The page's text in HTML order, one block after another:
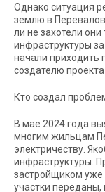
Однако ситуация
землю в
ли не захотели
инфраструктуры
начали приходить
создателю
Кто создал
В мае 2024 года
многим жильцам
электричеству.
инфраструктуры.
застройщиком уже
участки переданы,